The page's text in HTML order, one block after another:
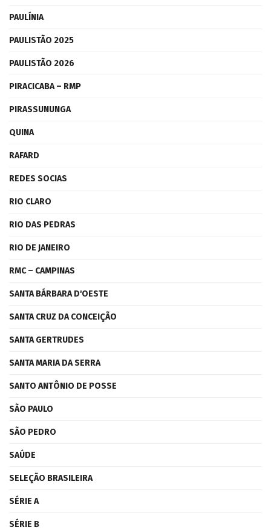
PAULÍNIA
PAULISTÃO 2025
PAULISTÃO 2026
PIRACICABA – RMP
PIRASSUNUNGA
QUINA
RAFARD
REDES SOCIAS
RIO CLARO
RIO DAS PEDRAS
RIO DE JANEIRO
RMC – CAMPINAS
SANTA BÁRBARA D'OESTE
SANTA CRUZ DA CONCEIÇÃO
SANTA GERTRUDES
SANTA MARIA DA SERRA
SANTO ANTÔNIO DE POSSE
SÃO PAULO
SÃO PEDRO
SAÚDE
SELEÇÃO BRASILEIRA
SÉRIE A
SÉRIE B